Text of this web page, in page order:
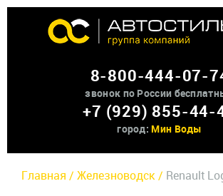
Аренда доп
О нас
Контакты
8-800-444-07-
звонок по России
+7 (929) 855-44-
город: Мин Воды
Главная / Железноводск / Renault